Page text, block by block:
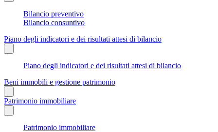
Bilancio preventivo
Bilancio consuntivo
Piano degli indicatori e dei risultati attesi di bilancio
Piano degli indicatori e dei risultati attesi di bilancio
Beni immobili e gestione patrimonio
Patrimonio immobiliare
Patrimonio immobiliare